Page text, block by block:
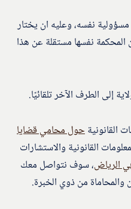
نفسه، وعليه ان يختار
المحكمة نفسها مستقلة عن هذا
إلى الطرف الآخر تلقائيًا.
القانونيةحول محامي قضايا
القانونية والاستشارات
الرياض، سوف نتواصل معك
والمحاماة من ذوي الخبرة.